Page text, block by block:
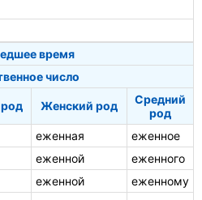
время
число
Женский род
Средний
род
еженная
еженное
еженной
еженного
еженной еженному